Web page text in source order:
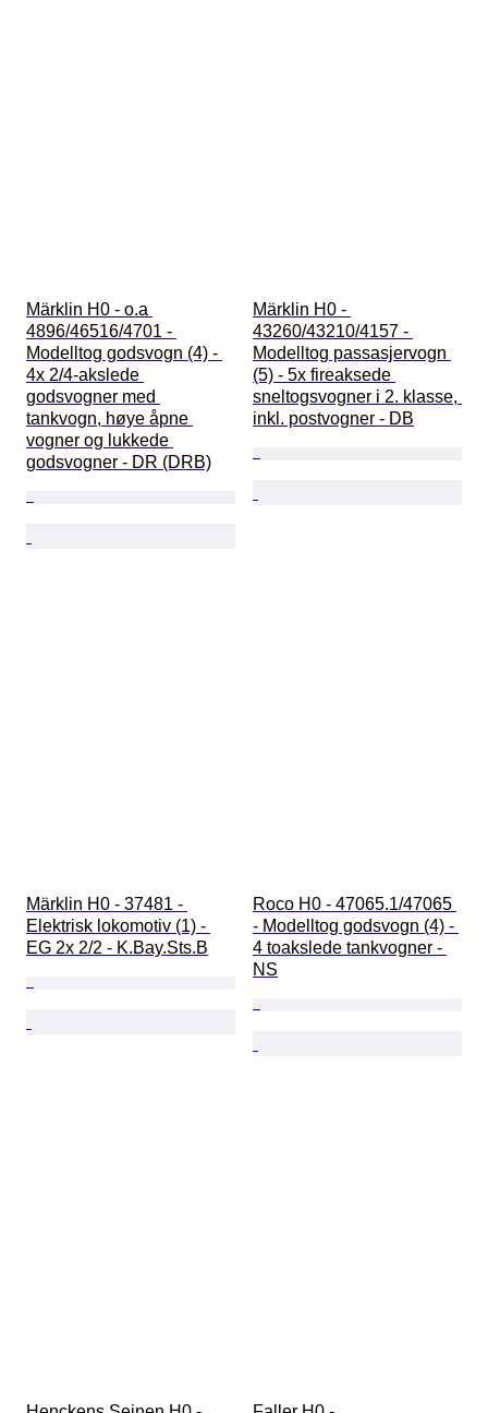
Märklin H0 - o.a
4896/46516/4701 -
Modelltog godsvogn (4) -
4x 2/4-akslede
godsvogner med
tankvogn, høye åpne
vogner og lukkede
godsvogner - DR (DRB)
Märklin H0 -
43260/43210/4157 -
Modelltog passasjervogn
(5) - 5x fireaksede
sneltogsvogner i 2. klasse,
inkl. postvogner - DB
Märklin H0 - 37481 -
Elektrisk lokomotiv (1) -
EG 2x 2/2 - K.Bay.Sts.B
Roco H0 - 47065.1/47065
- Modelltog godsvogn (4) -
4 toakslede tankvogner -
NS